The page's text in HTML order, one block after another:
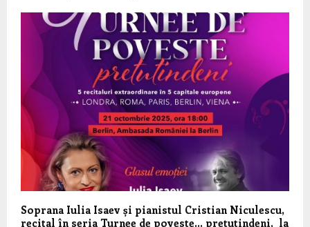
Soprana Iulia Isaev și pianistul Cristian Niculescu,
recital în seria Turnee de poveste… pretutindeni, la